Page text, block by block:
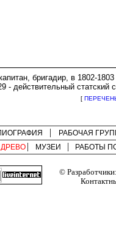
бригадир, в 1802-
- действительный статский
[
РАБОЧАЯ
МУЗЕИ РАБОТЫ
© Разработчики: